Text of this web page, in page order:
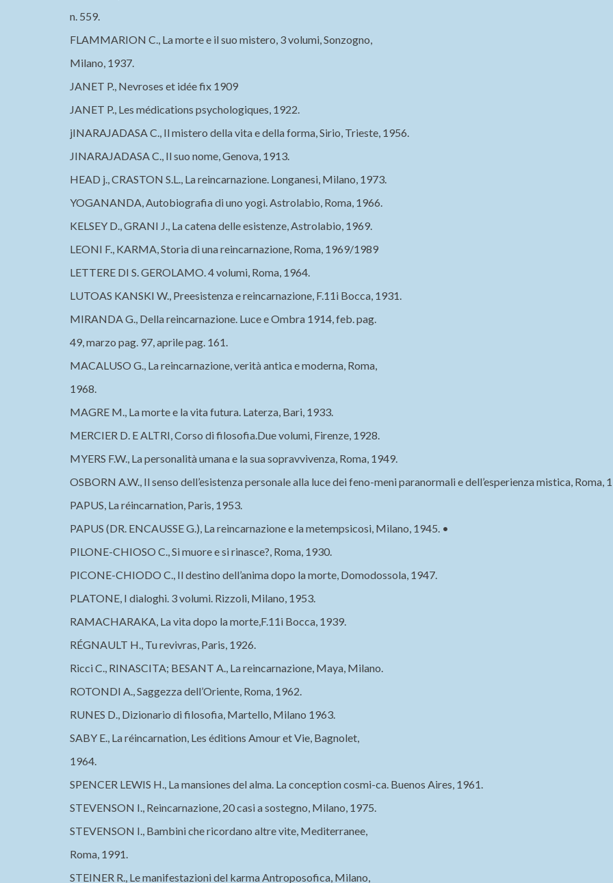
n. 559.
FLAMMARION C., La morte e il suo mistero, 3 volumi, Sonzogno,
Milano, 1937.
JANET P., Nevroses et idée fix 1909
JANET P., Les médications psychologiques, 1922.
jINARAJADASA C., Il mistero della vita e della forma, Sirio, Trieste, 1956.
JINARAJADASA C., Il suo nome, Genova, 1913.
HEAD j., CRASTON S.L., La reincarnazione. Longanesi, Milano, 1973.
YOGANANDA, Autobiografia di uno yogi. Astrolabio, Roma, 1966.
KELSEY D., GRANI J., La catena delle esistenze, Astrolabio, 1969.
LEONI F., KARMA, Storia di una reincarnazione, Roma, 1969/1989
LETTERE DI S. GEROLAMO. 4 volumi, Roma, 1964.
LUTOAS KANSKI W., Preesistenza e reincarnazione, F.11i Bocca, 1931.
MIRANDA G., Della reincarnazione. Luce e Ombra 1914, feb. pag.
49, marzo pag. 97, aprile pag. 161.
MACALUSO G., La reincarnazione, verità antica e moderna, Roma,
1968.
MAGRE M., La morte e la vita futura. Laterza, Bari, 1933.
MERCIER D. E ALTRI, Corso di filosofia.Due volumi, Firenze, 1928.
MYERS F.W., La personalità umana e la sua sopravvivenza, Roma, 1949.
OSBORN A.W., Il senso dell’esistenza personale alla luce dei feno-meni paranormali e dell’esperienza mistica, Roma,
PAPUS, La réincarnation, Paris, 1953.
PAPUS (DR. ENCAUSSE G.), La reincarnazione e la metempsicosi, Milano, 1945. •
PILONE-CHIOSO C., Si muore e si rinasce?, Roma, 1930.
PICONE-CHIODO C., Il destino dell’anima dopo la morte, Domodossola, 1947.
PLATONE, I dialoghi. 3 volumi. Rizzoli, Milano, 1953.
RAMACHARAKA, La vita dopo la morte,F.11i Bocca, 1939.
RÉGNAULT H., Tu revivras, Paris, 1926.
Ricci C., RINASCITA; BESANT A., La reincarnazione, Maya, Milano.
ROTONDI A., Saggezza dell’Oriente, Roma, 1962.
RUNES D., Dizionario di filosofia, Martello, Milano 1963.
SABY E., La réincarnation, Les éditions Amour et Vie, Bagnolet,
1964.
SPENCER LEWIS H., La mansiones del alma. La conception cosmi-ca. Buenos Aires, 1961.
STEVENSON I., Reincarnazione, 20 casi a sostegno, Milano, 1975.
STEVENSON I., Bambini che ricordano altre vite, Mediterranee,
Roma, 1991.
STEINER R., Le manifestazioni del karma Antroposofica, Milano,